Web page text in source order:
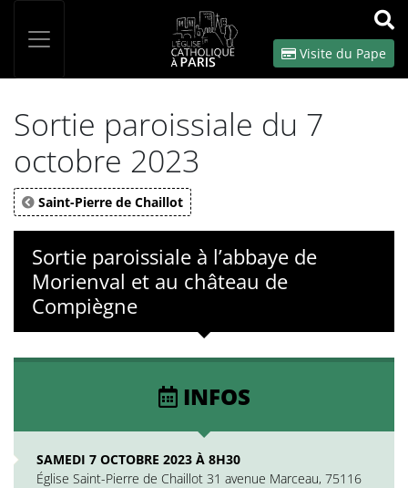
OK
Visite du Pape
Sortie paroissiale du 7
octobre 2023
Saint-Pierre de Chaillot
Sortie paroissiale à l’abbaye de
Morienval et au château de
Compiègne
INFOS
SAMEDI 7 OCTOBRE 2023 À 8H30
Église Saint-Pierre de Chaillot 31 avenue Marceau, 75116
Panneau de gestion des cookies